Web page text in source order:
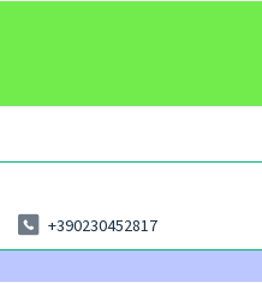
+390230452817